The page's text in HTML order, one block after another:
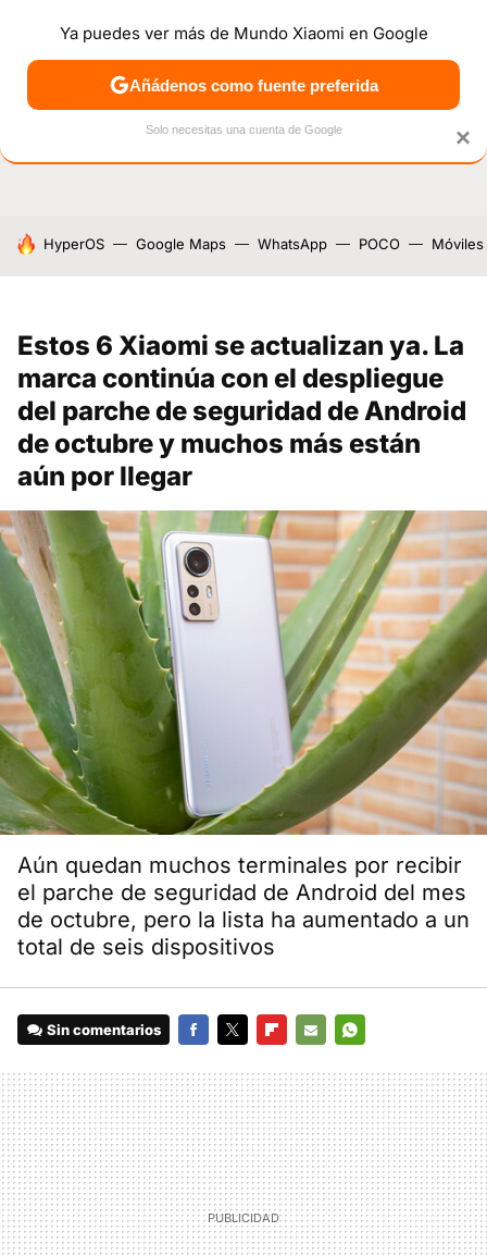
NOTICIAS MÓVILES TUTORIALES OFERTAS
HOY SE HABLA DE
HyperOS Google Maps WhatsApp POCO Móviles
Estos 6 Xiaomi se actualizan ya. La
marca continúa con el despliegue
del parche de seguridad de Android
de octubre y muchos más están
aún por llegar
Aún quedan muchos terminales por recibir
el parche de seguridad de Android del mes
de octubre, pero la lista ha aumentado a un
total de seis dispositivos
Sin comentarios
MAIL
×
Ya puedes ver más de Mundo Xiaomi en Google
Añádenos como fuente preferida
Solo necesitas una cuenta de Google